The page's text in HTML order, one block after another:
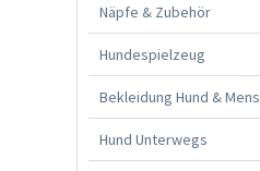
Näpfe & Zubehör
Hundespielzeug
Bekleidung Hund &
Hund Unterwegs